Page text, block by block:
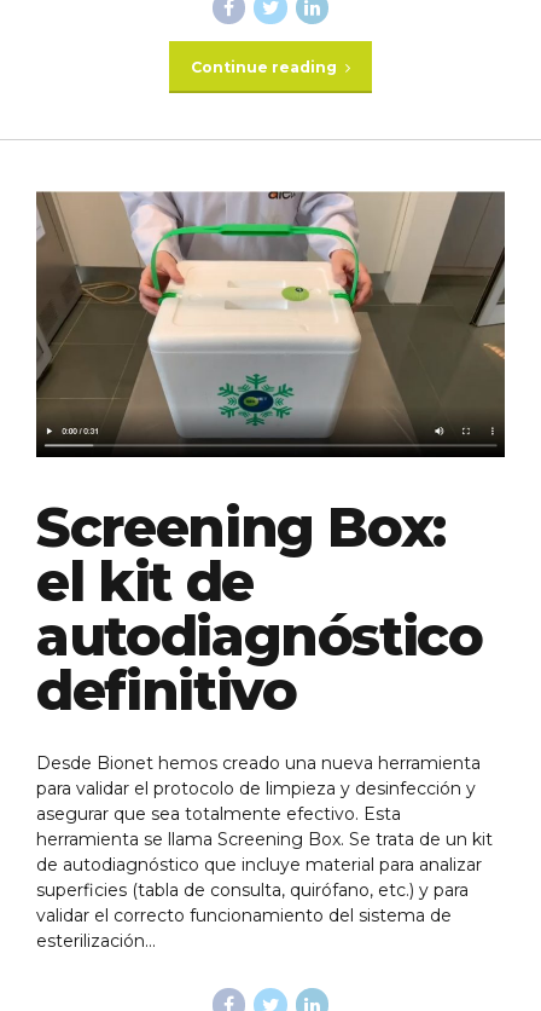
Continue reading
Screening Box:
el kit de
autodiagnóstico
definitivo
Desde Bionet hemos creado una nueva herramienta
para validar el protocolo de limpieza y desinfección y
asegurar que sea totalmente efectivo. Esta
herramienta se llama Screening Box. Se trata de un kit
de autodiagnóstico que incluye material para analizar
superficies (tabla de consulta, quirófano, etc.) y para
validar el correcto funcionamiento del sistema de
esterilización...